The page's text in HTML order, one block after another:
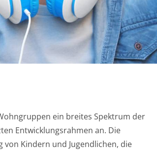
ein breites Spektrum der
Entwicklungsrahmen an. Die
Kindern und Jugendlichen, die